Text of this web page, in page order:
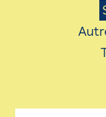
AVEC LES
LES